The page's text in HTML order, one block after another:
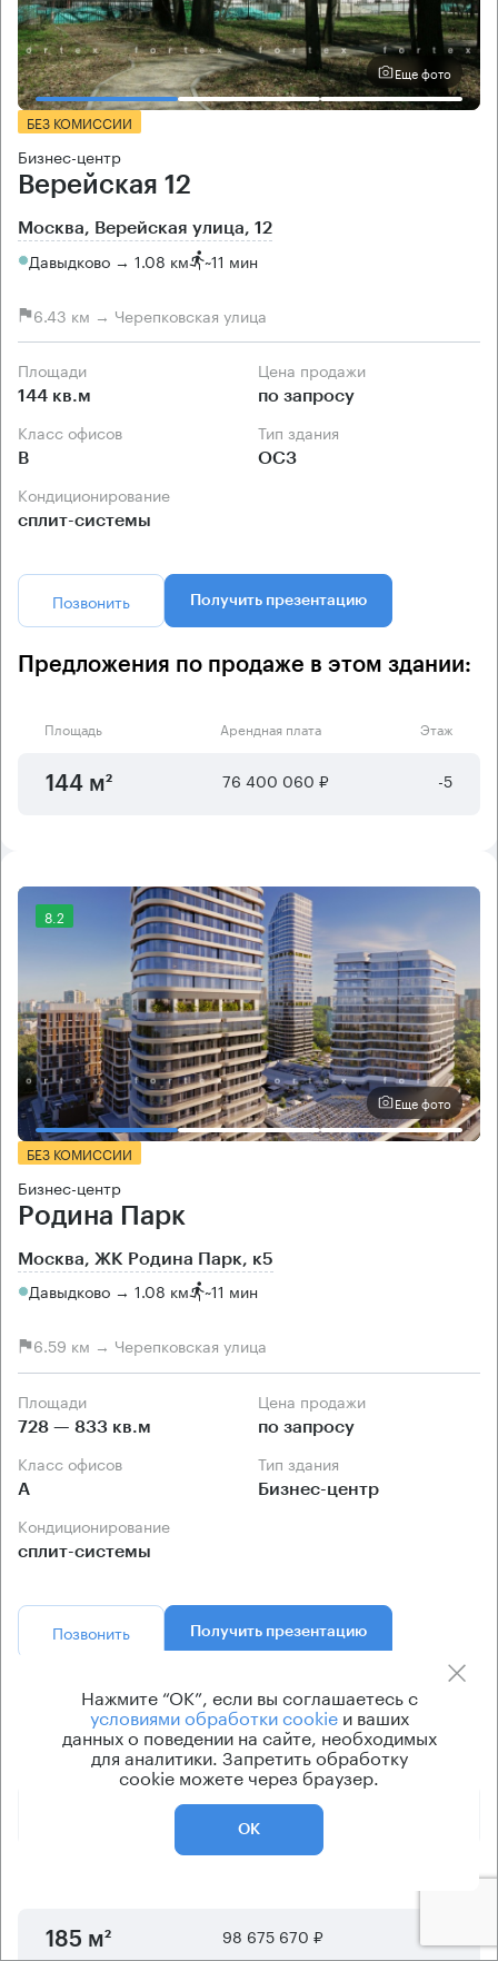
Еще фото
БЕЗ КОМИССИИ
Бизнес-центр
Верейская 12
Москва, Верейская улица, 12
Давыдково → 1.08 км ~11 мин
6.43 км → Черепковская улица
Площади
144 кв.м
Цена продажи
по запросу
Класс офисов
B
Тип здания
ОСЗ
Кондиционирование
сплит-системы
Позвонить Получить презентацию
Предложения по продаже в этом здании:
Площадь Арендная плата Этаж
144 м² 76 400 060 ₽ -5
8.2
Еще фото
БЕЗ КОМИССИИ
Бизнес-центр
Родина Парк
Москва, ЖК Родина Парк, к5
Давыдково → 1.08 км ~11 мин
6.59 км → Черепковская улица
Площади
728 — 833 кв.м
Цена продажи
по запросу
Класс офисов
А
Тип здания
Бизнес-центр
Кондиционирование
сплит-системы
Позвонить Получить презентацию
Предложения по продаже в этом здании:
Площадь Арендная плата
76 400 060 ₽
185 м² 98 675 670 ₽
Нажмите “ОК”, если вы соглашаетесь с
условиями обработки cookieи ваших
данных о поведении на сайте, необходимых
для аналитики. Запретить обработку
cookie можете через браузер.
ОК